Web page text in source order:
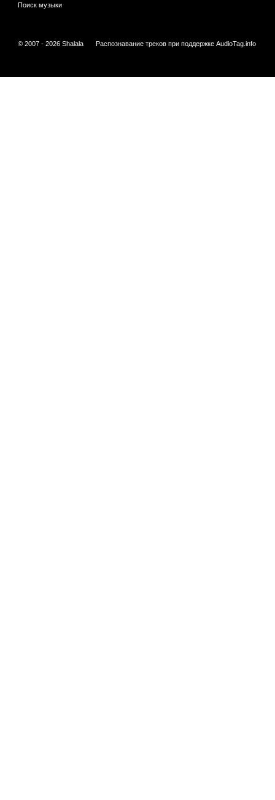
Поиск музыки
© 2007 - 2026 Shalala Распознавание треков при поддержке AudioTag.info